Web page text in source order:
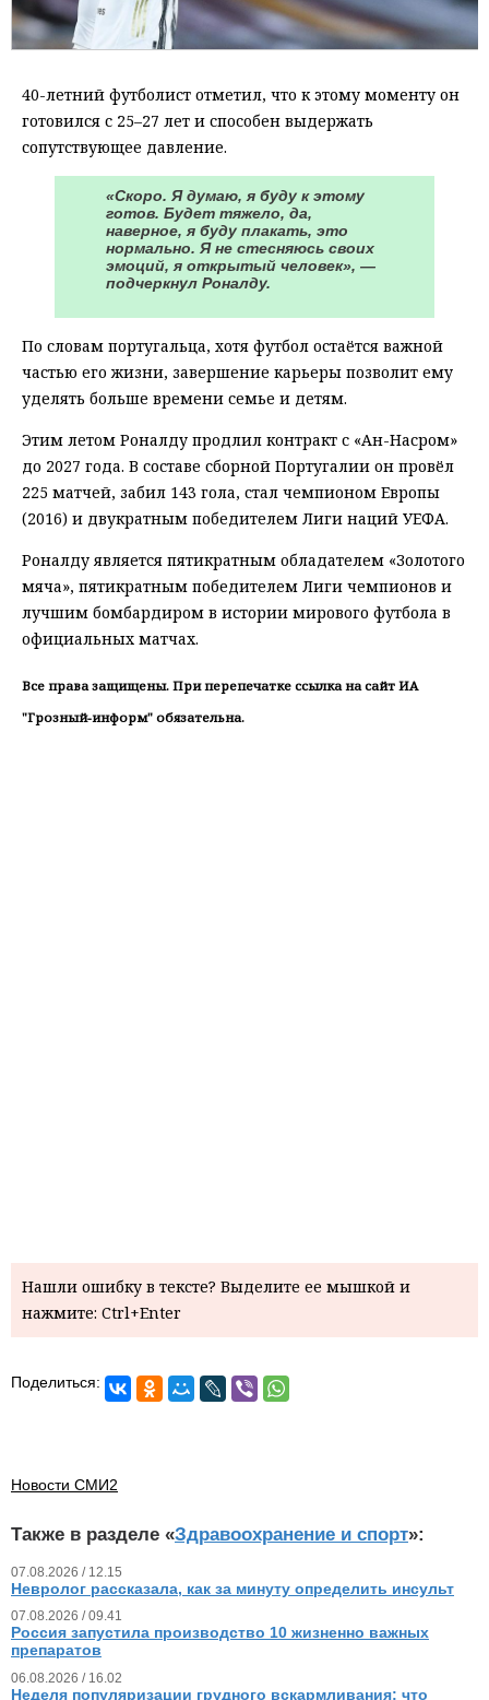
40-летний футболист отметил, что к этому моменту он
готовился с 25–27 лет и способен выдержать
сопутствующее давление.
«Скоро. Я думаю, я буду к этому
готов. Будет тяжело, да,
наверное, я буду плакать, это
нормально. Я не стесняюсь своих
эмоций, я открытый человек», —
подчеркнул Роналду.
По словам португальца, хотя футбол остаётся важной
частью его жизни, завершение карьеры позволит ему
уделять больше времени семье и детям.
Этим летом Роналду продлил контракт с «Ан-Насром»
до 2027 года. В составе сборной Португалии он провёл
225 матчей, забил 143 гола, стал чемпионом Европы
(2016) и двукратным победителем Лиги наций УЕФА.
Роналду является пятикратным обладателем «Золотого
мяча», пятикратным победителем Лиги чемпионов и
лучшим бомбардиром в истории мирового футбола в
официальных матчах.
Все права защищены. При перепечатке ссылка на сайт ИА
"Грозный-информ" обязательна.
Нашли ошибку в тексте? Выделите ее мышкой и
нажмите: Ctrl+Enter
Поделиться:
Новости СМИ2
Также в разделе «Здравоохранение и спорт»:
07.08.2026 / 12.15
Невролог рассказала, как за минуту определить инсульт
07.08.2026 / 09.41
Россия запустила производство 10 жизненно важных
препаратов
06.08.2026 / 16.02
Неделя популяризации грудного вскармливания: что